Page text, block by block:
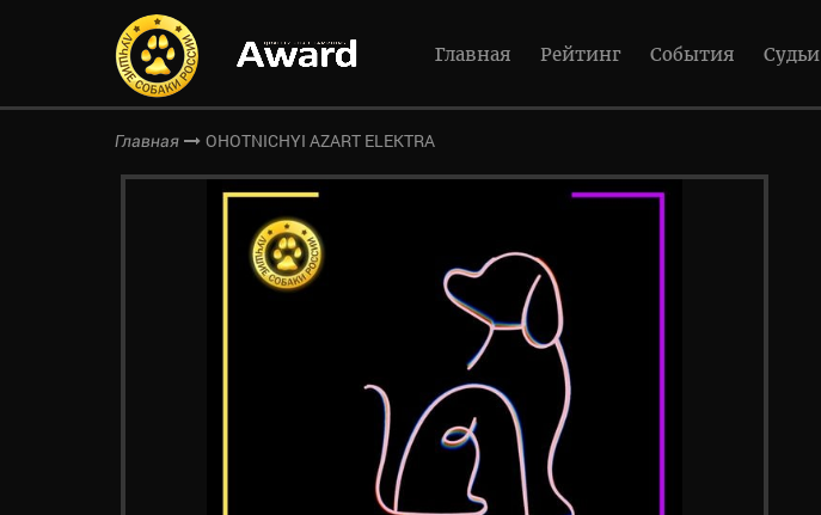
Главная Рейтинг События Судьи
Главная OHOTNICHYI AZART ELEKTRA